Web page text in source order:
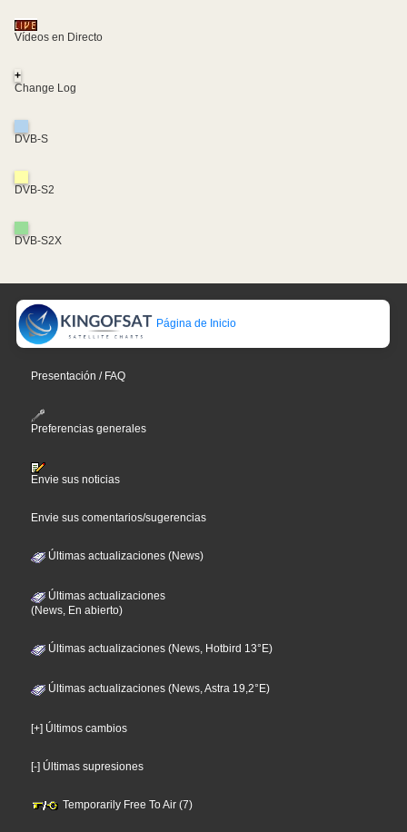
Vídeos en Directo
+
Change Log
DVB-S
DVB-S2
DVB-S2X
Página de Inicio
Presentación / FAQ
Preferencias generales
Envie sus noticias
Envie sus comentarios/sugerencias
Últimas actualizaciones (News)
Últimas actualizaciones
(News, En abierto)
Últimas actualizaciones (News, Hotbird 13°E)
Últimas actualizaciones (News, Astra 19,2°E)
[+] Últimos cambios
[-] Últimas supresiones
Temporarily Free To Air (7)